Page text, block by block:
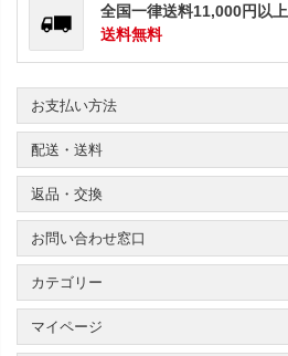
全国一律送料11,000円以上
送料無料
お支払い方法
配送・送料
返品・交換
お問い合わせ窓口
カテゴリー
マイページ